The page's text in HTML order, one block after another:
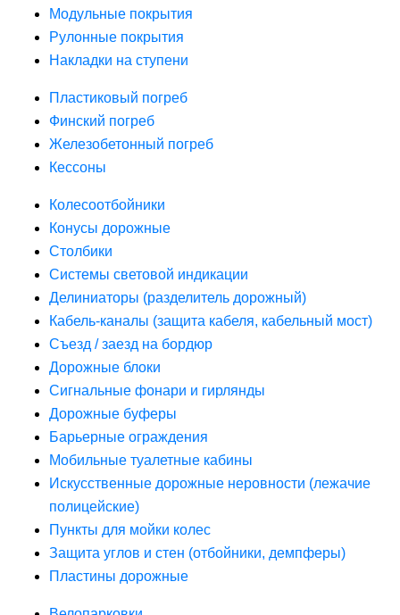
Модульные покрытия
Рулонные покрытия
Накладки на ступени
Пластиковый погреб
Финский погреб
Железобетонный погреб
Кессоны
Колесоотбойники
Конусы дорожные
Столбики
Системы световой индикации
Делиниаторы (разделитель дорожный)
Кабель-каналы (защита кабеля, кабельный мост)
Съезд / заезд на бордюр
Дорожные блоки
Сигнальные фонари и гирлянды
Дорожные буферы
Барьерные ограждения
Мобильные туалетные кабины
Искусственные дорожные неровности (лежачие
полицейские)
Пункты для мойки колес
Защита углов и стен (отбойники, демпферы)
Пластины дорожные